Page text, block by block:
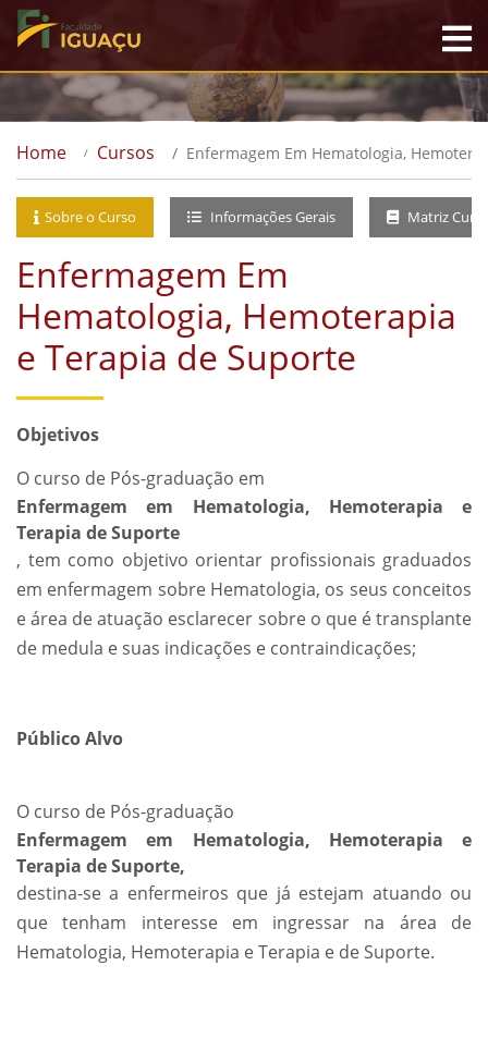
Home Cursos Enfermagem Em Hematologia,
Sobre o Curso Informações Gerais Matriz
Enfermagem Em
Hematologia, Hemoterapia
e Terapia de Suporte
Objetivos
O curso de Pós-graduação em
Enfermagem em Hematologia, Hemoterapia e
Terapia de Suporte
, tem como objetivo orientar profissionais graduados
em enfermagem sobre Hematologia, os seus conceitos
e área de atuação esclarecer sobre o que é transplante
de medula e suas indicações e contraindicações;
Público Alvo
O curso de Pós-graduação
Enfermagem em Hematologia, Hemoterapia e
Terapia de Suporte,
destina-se a enfermeiros que já estejam atuando ou
que tenham interesse em ingressar na área de
Hematologia, Hemoterapia e Terapia e de Suporte.